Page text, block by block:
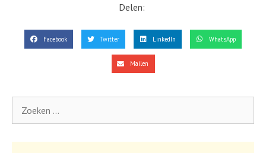
Delen:
Facebook Twitter LinkedIn WhatsApp
Mailen